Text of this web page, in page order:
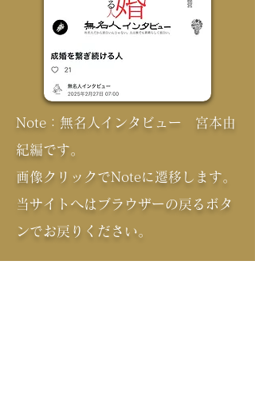
Note：無名人インタビュー 宮本由
紀編です。
画像クリックでNoteに遷移します。
​当サイトへはブラウザーの戻るボタ
ンでお戻りください。